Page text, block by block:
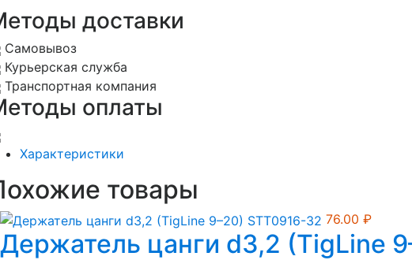
доставки
Самовывоз
Курьерская служба
Транспортная компания
оплаты
Характеристики
товары
76.00 ₽
Держатель цанги d3,2 (TigLine